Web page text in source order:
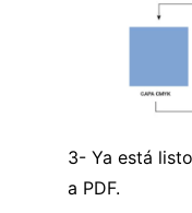
3- Ya está
a PDF.